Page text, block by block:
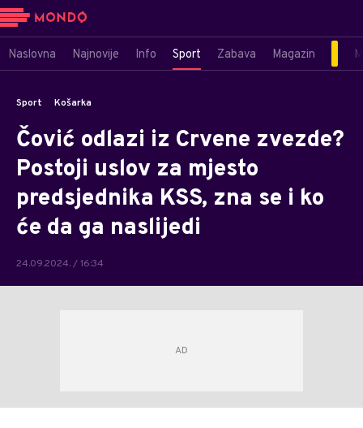
Naslovna Najnovije Info Sport Zabava Magazin
Sport Košarka
Čović odlazi iz Crvene zvezde?
Postoji uslov za mjesto
predsjednika KSS, zna se i ko
će da ga naslijedi
24.09.2024. / 16:34